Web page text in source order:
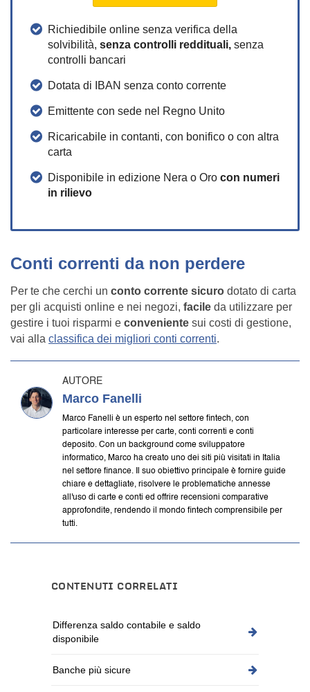
Richiedibile online senza verifica della
solvibilità, senza controlli reddituali, senza
controlli bancari
Dotata di IBAN senza conto corrente
Emittente con sede nel Regno Unito
Ricaricabile in contanti, con bonifico o con altra
carta
Disponibile in edizione Nera o Oro con numeri
in rilievo
Conti correnti da non perdere
Per te che cerchi un conto corrente sicuro dotato di carta
per gli acquisti online e nei negozi, facile da utilizzare per
gestire i tuoi risparmi e conveniente sui costi di gestione,
vai alla classifica dei migliori conti correnti.
AUTORE
Marco Fanelli
Marco Fanelli è un esperto nel settore fintech, con
particolare interesse per carte, conti correnti e conti
deposito. Con un background come sviluppatore
informatico, Marco ha creato uno dei siti più visitati in Italia
nel settore finance. Il suo obiettivo principale è fornire guide
chiare e dettagliate, risolvere le problematiche annesse
all'uso di carte e conti ed offrire recensioni comparative
approfondite, rendendo il mondo fintech comprensibile per
tutti.
CONTENUTI CORRELATI
Differenza saldo contabile e saldo
disponibile
Banche più sicure